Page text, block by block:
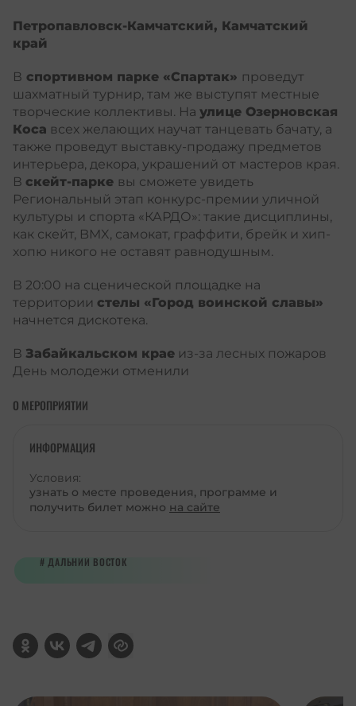
Петропавловск-Камчатский, Камчатский
край
В спортивном парке «Спартак» проведут
шахматный турнир, там же выступят местные
творческие коллективы. На улице Озерновская
Коса всех желающих научат танцевать бачату, а
также проведут выставку-продажу предметов
интерьера, декора, украшений от мастеров края.
В скейт-парке вы сможете увидеть
Региональный этап конкурс-премии уличной
культуры и спорта «КАРДО»: такие дисциплины,
как скейт, BMX, самокат, граффити, брейк и хип-
хопю никого не оставят равнодушным.
В 20:00 на сценической площадке на
территории стелы «Город воинской славы»
начнется дискотека.
В Забайкальском крае из-за лесных пожаров
День молодежи отменили
О МЕРОПРИЯТИИ
ИНФОРМАЦИЯ
Условия:
узнать о месте проведения, программе и
получить билет можно на сайте
ДАЛЬНИЙ ВОСТОК